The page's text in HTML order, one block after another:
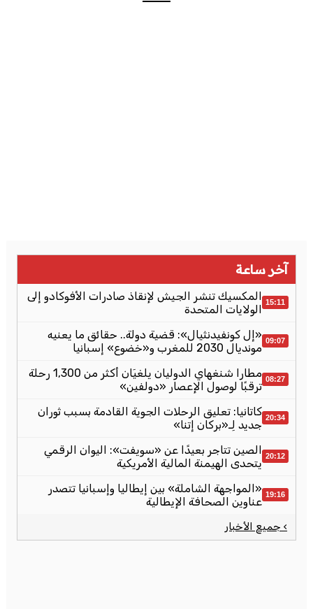
آخر ساعة
15:11 المكسيك تنشر الجيش لإنقاذ صادرات الأفوكادو إلى
الولايات المتحدة
09:07 «إل كونفيدنثيال»: قضية دولة.. حقائق ما يعنيه
مونديال 2030 للمغرب و«خضوع» إسبانيا
08:27
مطارا شنغهاي الدوليان يلغيَان أكثر من 1,300 رحلة
ترقبًا لوصول الإعصار «دولفين»
20:34 كاتانيا: تعليق الرحلات الجوية القادمة بسبب ثوران
جديد لِـ«بركان إتنا»
20:12 الصين تتاجر بعيدًا عن «سويفت»: اليوان الرقمي
يتحدى الهيمنة المالية الأمريكية
19:16 «المواجهة الشاملة» بين إيطاليا وإسبانيا تتصدر
عناوين الصحافة الإيطالية
› جميع الأخبار